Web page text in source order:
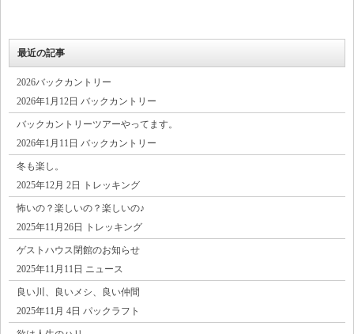
最近の記事
2026バックカントリー
2026年1月12日 バックカントリー
バックカントリーツアーやってます。
2026年1月11日 バックカントリー
冬も楽し。
2025年12月 2日 トレッキング
怖いの？楽しいの？楽しいの♪
2025年11月26日 トレッキング
ゲストハウス閉館のお知らせ
2025年11月11日 ニュース
良い川、良いメシ、良い仲間
2025年11月 4日 パックラフト